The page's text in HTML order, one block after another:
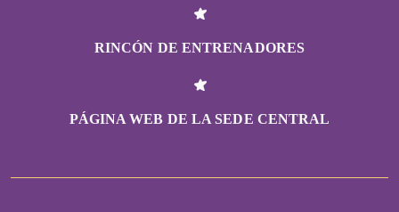
RINCÓN DE ENTRENADORES
PÁGINA WEB DE LA SEDE CENTRAL